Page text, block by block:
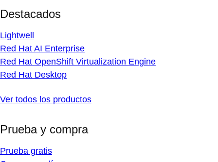
Destacados
Lightwell
Red Hat AI Enterprise
Red Hat OpenShift Virtualization Engine
Red Hat Desktop
Ver todos los productos
Prueba y compra
Prueba gratis